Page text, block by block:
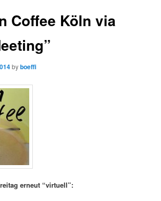
Coffee Köln via
byboeffi
erneut “virtuell”: